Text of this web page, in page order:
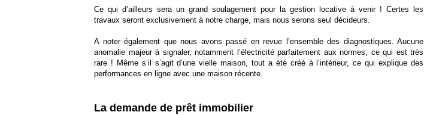
Ce qui d’ailleurs sera un grand soulagement pour la gestion locative à venir ! Certes les
travaux seront exclusivement à notre charge, mais nous serons seul décideurs.
A noter également que nous avons passé en revue l’ensemble des diagnostiques. Aucune
anomalie majeur à signaler, notamment l’électricité parfaitement aux normes, ce qui est très
rare ! Même s’il s’agit d’une vielle maison, tout a été créé à l’intérieur, ce qui explique des
performances en ligne avec une maison récente.
La demande de prêt immobilier